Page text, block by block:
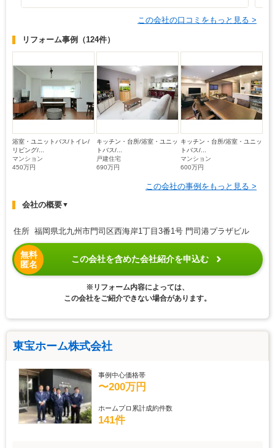
この会社の口コミをもっと見る >
リフォーム事例 （124件）
浴室・ユニットバス/トイレ/
リビング/...
マンション
450万円
キッチン・台所/浴室・ユニッ
トバス/...
戸建住宅
690万円
キッチン・台所/浴室・ユニッ
トバス/...
マンション
600万円
この会社の事例をもっと見る >
会社の概要▼
住所 福岡県北九州市門司区西海岸1丁目3番1号 門司港プラザビル
無料
匿名
この会社を含めた会社紹介を申込む
※リフォーム内容によっては、
この会社をご紹介できない場合があります。
東宝ホーム株式会社
事例中心価格帯
〜200万円
ホームプロ累計成約件数
141件